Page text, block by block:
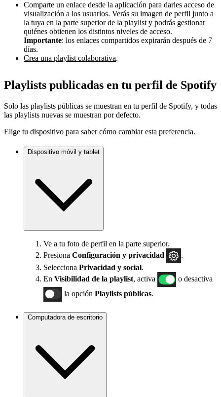
Comparte un enlace desde la aplicación para darles acceso de
visualización a los usuarios. Verás su imagen de perfil junto a
la tuya en la parte superior de la playlist y podrás gestionar
quiénes obtienen los distintos niveles de acceso.
Importante: los enlaces compartidos expirarán después de 7
días.
Crea una playlist colaborativa.
Playlists publicadas en tu perfil de Spotify
Solo las playlists públicas se muestran en tu perfil de Spotify, y todas
las playlists nuevas se muestran por defecto.
Elige tu dispositivo para saber cómo cambiar esta preferencia.
Dispositivo móvil y tablet
Ve a tu foto de perfil en la parte superior.
Presiona Configuración y privacidad
.
Selecciona Privacidad y social.
En Visibilidad de la playlist, activa
o desactiva
la opción Playlists públicas.
Computadora de escritorio